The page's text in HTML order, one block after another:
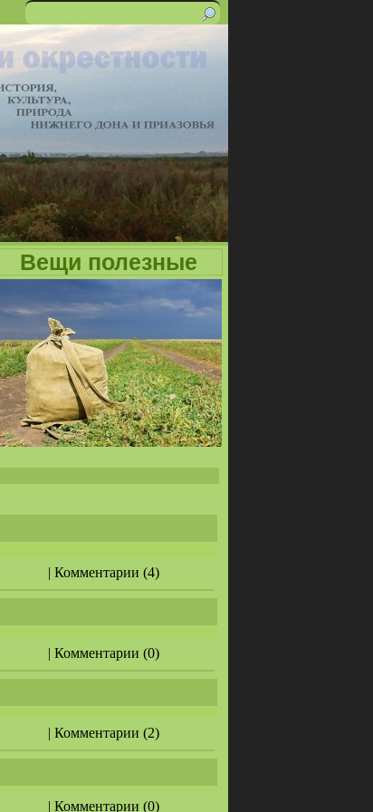
Форма
поиска
Поиск
Вещи полезные
| Комментарии (4)
| Комментарии (0)
| Комментарии (2)
| Комментарии (0)